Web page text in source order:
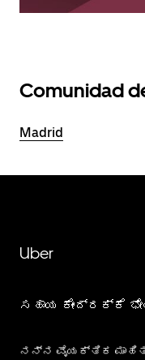
Comunidad
Madrid
Uber
ಸಹಾಯ ಕೇಂದ್ರಕ್ಕೆ
ನನ್ನ ವೈಯಕ್ತಿಕ